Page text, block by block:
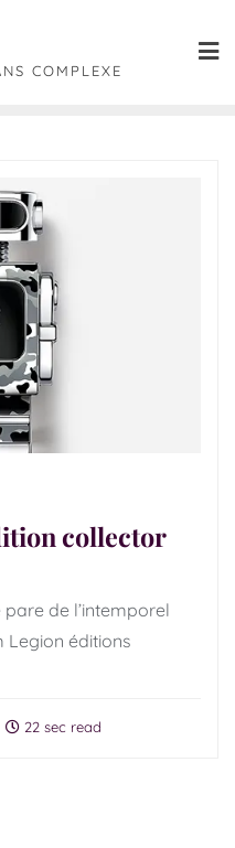
COMPLEXE
collector
de l’intemporel
éditions
22 sec read